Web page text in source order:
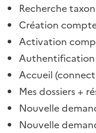
Recherche
Création
Activation
Authentification
Accueil
Mes dossiers +
Nouvelle
Nouvelle